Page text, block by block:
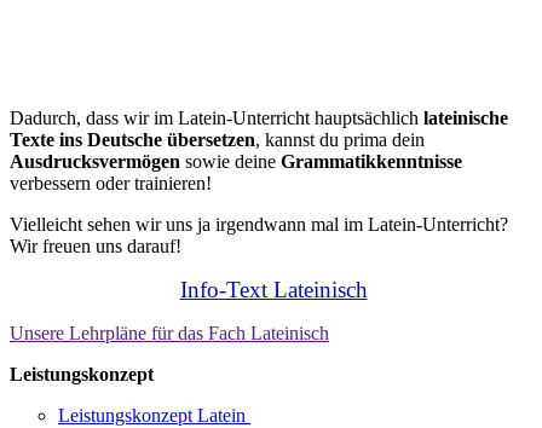
Dadurch, dass wir im Latein-Unterricht hauptsächlich lateinische
Texte ins Deutsche übersetzen, kannst du prima dein
Ausdrucksvermögen sowie deine Grammatikkenntnisse
verbessern oder trainieren!
Vielleicht sehen wir uns ja irgendwann mal im Latein-Unterricht?
Wir freuen uns darauf!
Info-Text Lateinisch
Unsere Lehrpläne für das Fach Lateinisch
Leistungskonzept
Leistungskonzept Latein